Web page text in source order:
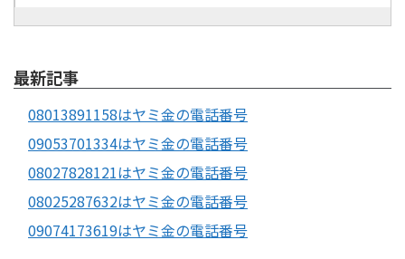
最新記事
08013891158はヤミ金の電話番号
09053701334はヤミ金の電話番号
08027828121はヤミ金の電話番号
08025287632はヤミ金の電話番号
09074173619はヤミ金の電話番号